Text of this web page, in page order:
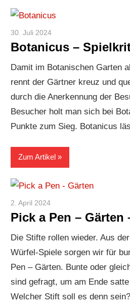
30. Juli 2024
Botanicus –
Damit im Botanischen Garten
rennt der Gärtner kreuz und
durch die Anerkennung der
Besucher holt man sich bei
Punkte zum Sieg. Botanicus
Zum Artikel
2. April 2024
Pick a Pen –
Die Stifte rollen wieder. Aus
Würfel-Spiele sorgen wir für
Pen – Gärten. Bunte oder
sind gefragt, um am Ende
Welcher Stift soll es denn